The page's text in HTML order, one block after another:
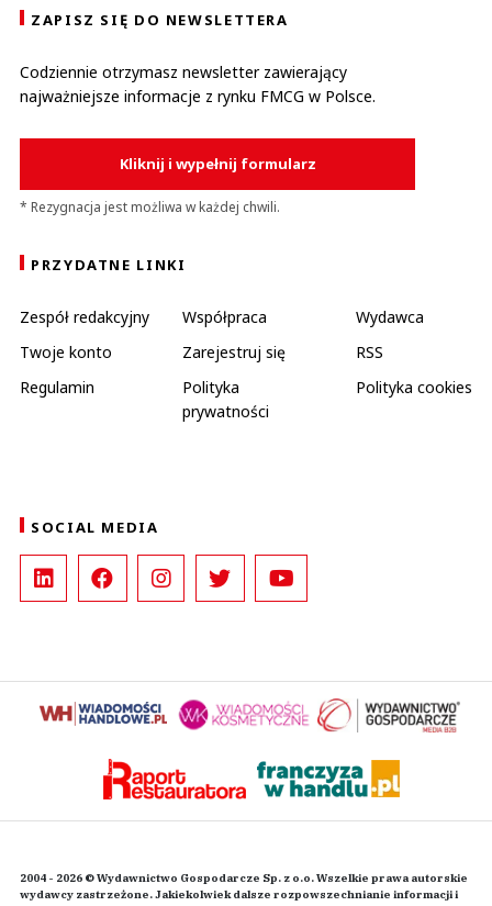
ZAPISZ SIĘ DO NEWSLETTERA
Codziennie otrzymasz newsletter zawierający
najważniejsze informacje z rynku FMCG w Polsce.
Kliknij i wypełnij formularz
* Rezygnacja jest możliwa w każdej chwili.
PRZYDATNE LINKI
Zespół redakcyjny Współpraca
Wydawca
Twoje konto
Zarejestruj się
RSS
Regulamin
Polityka
prywatności
Polityka cookies
SOCIAL MEDIA
2004 - 2026 © Wydawnictwo Gospodarcze Sp. z o.o. Wszelkie prawa autorskie
wydawcy zastrzeżone. Jakiekolwiek dalsze rozpowszechnianie informacji i